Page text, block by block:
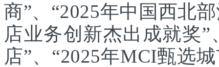
商”、“2025年中国西北
店业务创新杰出成就奖
店”、“2025年MCI甄选